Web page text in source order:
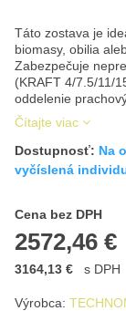
Táto zostava je
biomasy, obilia
Zabezpečuje
(KRAFT 4/7.5/11/
oddelenie
Čítajte viac
Dostupnosť: Na
vyčíslená
Cena bez DPH
2572,46 €
Cena s DPH
3164,13 € s DPH
Výrobca: